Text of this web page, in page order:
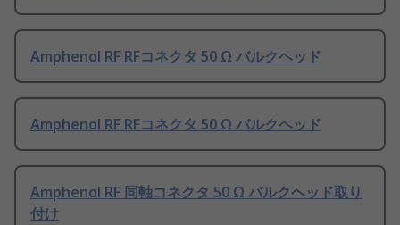
Amphenol RF RFコネクタ 50 Ω バルクヘッド
Amphenol RF RFコネクタ 50 Ω バルクヘッド
Amphenol RF 同軸コネクタ 50 Ω バルクヘッド取り
付け